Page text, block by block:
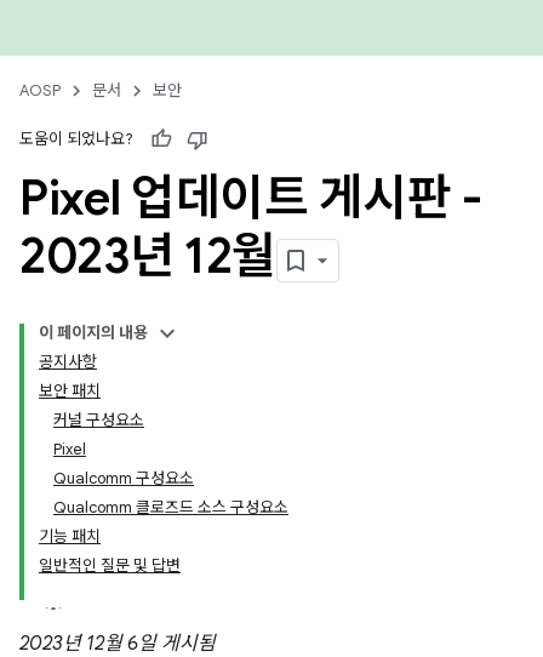
AOSP 문서 보안
도움이 되었나요?
Pixel 업데이트 게시판 -
2023년 12월
이 페이지의 내용
공지사항
보안 패치
커널 구성요소
Pixel
Qualcomm 구성요소
Qualcomm 클로즈드 소스 구성요소
기능 패치
일반적인 질문 및 답변
2023년 12월 6일 게시됨